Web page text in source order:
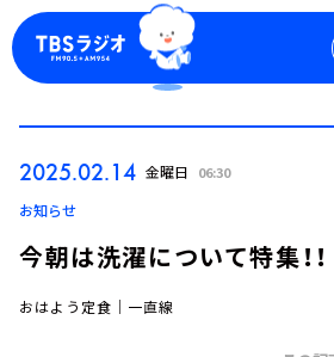
2025.02.14 金曜日 06:30
お知らせ
今朝は洗濯について特集！！
おはよう定食｜一直線